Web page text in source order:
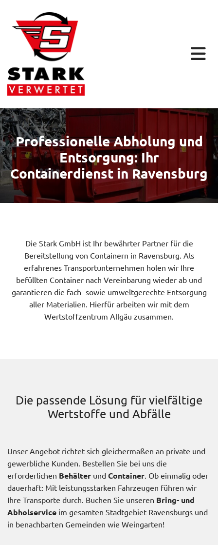
Professionelle Abholung und
Entsorgung: Ihr
Containerdienst in Ravensburg
Die Stark GmbH ist Ihr bewährter Partner für die
Bereitstellung von Containern in Ravensburg. Als
erfahrenes Transportunternehmen holen wir Ihre
befüllten Container nach Vereinbarung wieder ab und
garantieren die fach- sowie umweltgerechte Entsorgung
aller Materialien. Hierfür arbeiten wir mit dem
Wertstoffzentrum Allgäu zusammen.
Die passende Lösung für vielfältige
Wertstoffe und Abfälle
Unser Angebot richtet sich gleichermaßen an private und
gewerbliche Kunden. Bestellen Sie bei uns die
erforderlichen Behälter und Container. Ob einmalig oder
dauerhaft: Mit leistungsstarken Fahrzeugen führen wir
Ihre Transporte durch. Buchen Sie unseren Bring- und
Abholservice im gesamten Stadtgebiet Ravensburgs und
in benachbarten Gemeinden wie Weingarten!